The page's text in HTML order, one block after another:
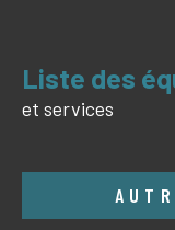
liste des
et services